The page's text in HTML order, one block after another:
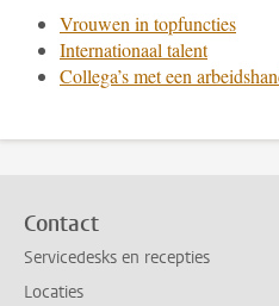
Vrouwen in topfuncties
Internationaal talent
Collega’s met een
Contact
Servicedesks en recepties
Locaties